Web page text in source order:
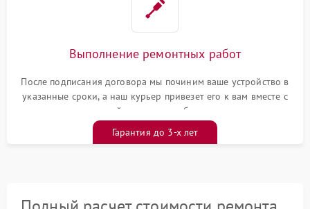
Выполнение ремонтных работ
После подписания договора мы починим ваше устройство в
указанные сроки, а наш курьер привезет его к вам вместе с
гарантийным талоном бесплатно
Гарантия до 3-х лет